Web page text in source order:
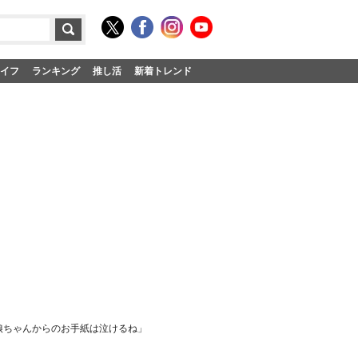
フ ランキング 推し活 新着トレンド
ゃんからのお手紙は泣けるね」